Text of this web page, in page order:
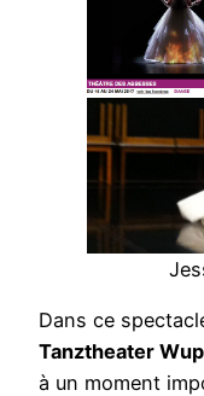
Dans ce
Tanztheater
à un moment